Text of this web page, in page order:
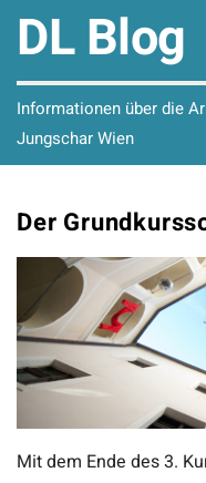
DL Blog
Informationen über die
Jungschar Wien
Der
Mit dem Ende des 3.